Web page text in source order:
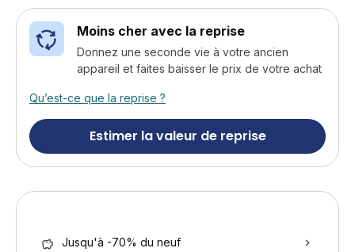
Moins cher avec la reprise
Donnez une seconde vie à votre ancien
appareil et faites baisser le prix de votre achat
Qu’est-ce que la reprise ?
Estimer la valeur de reprise
Jusqu'à -70% du neuf